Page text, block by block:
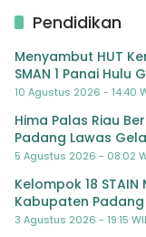
Pendidikan
Menyambut HUT
SMAN 1 Panai
10 Agustus 2026 - 14:40
Hima Palas Riau
Padang Lawas
Padang Lawas
5 Agustus 2026 - 08:02
Kelompok 18
Kabupaten Padang
3 Agustus 2026 - 19:15